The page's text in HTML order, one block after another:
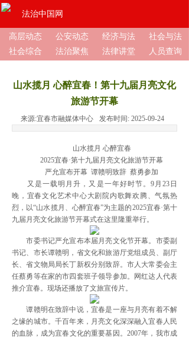
法治中国网
高层动态 公安动态 经济与法
社会与法
社会综合
法治聚焦 法律讲堂 人员查询
山水揽月 心醉宜春！第十九届月亮文化
旅游节开幕
来源:宜春市融媒体中心 发布时间: 2025-09-24
山水揽月 心醉宜春
2025宜春·第十九届月亮文化旅游节开幕
严允宣布开幕 谭赣明致辞 蔡勇参加
又是一载明月升，又是一年好时节。9月23日
晚，宜春文化艺术中心大剧院内歌舞欢腾、气氛热
烈，以“山水揽月、心醉宜春”为主题的2025宜春·第十
九届月亮文化旅游节开幕式在这里隆重举行。
市委书记严允宣布本届月亮文化节开幕。市委副
书记、市长谭赣明，省文化和旅游厅党组成员、副厅
长、省文物局局长丁新权分别致辞。市人大常委会主
任蔡勇等在家的市四套班子领导参加。网红达人代表
推介宜春。现场还播放了文旅宣传片。
谭赣明在致辞中说，宜春是一座与月亮有着不解
之缘的城市。千百年来，月亮文化深深融入宜春人民
的血脉，成为宜春文化的重要基因。2007年，我市成